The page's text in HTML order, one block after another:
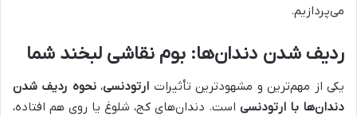
می‌پردازیم.
ردیف شدن دندان‌ها: بوم نقاشی لبخند شما
یکی از مهم‌ترین و مشهودترین تأثیرات ارتودنسی،نحوه ردیف شدن
دندان‌ها با ارتودنسی است. دندان‌های کج، شلوغ یا روی هم افتاده،